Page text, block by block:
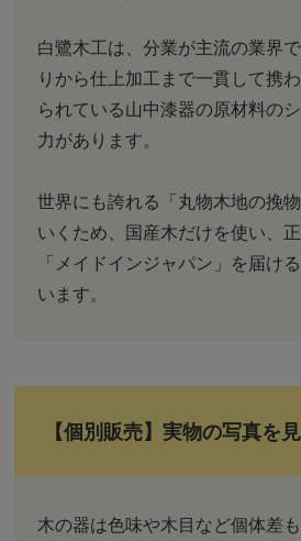
白鷺木工は、分業が主流の業界
りから仕上加工まで一貫して携
られている山中漆器の原材料の
力があります。
世界にも誇れる「丸物木地の挽
いくため、国産木だけを使い、
「メイドインジャパン」を届け
います。
【個別販売】実物の写真を
木の器は色味や木目など個体差